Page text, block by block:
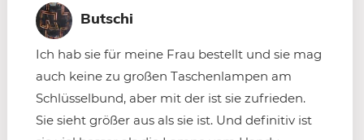
Butschi
Ich hab sie für meine Frau bestellt und sie mag
auch keine zu großen Taschenlampen am
Schlüsselbund, aber mit der ist sie zufrieden.
Sie sieht größer aus als sie ist. Und definitiv ist